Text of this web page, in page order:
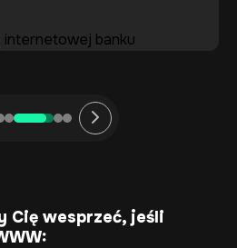
Cię wesprzeć, jeśli